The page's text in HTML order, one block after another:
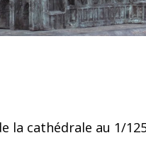
la cathédrale au 1/